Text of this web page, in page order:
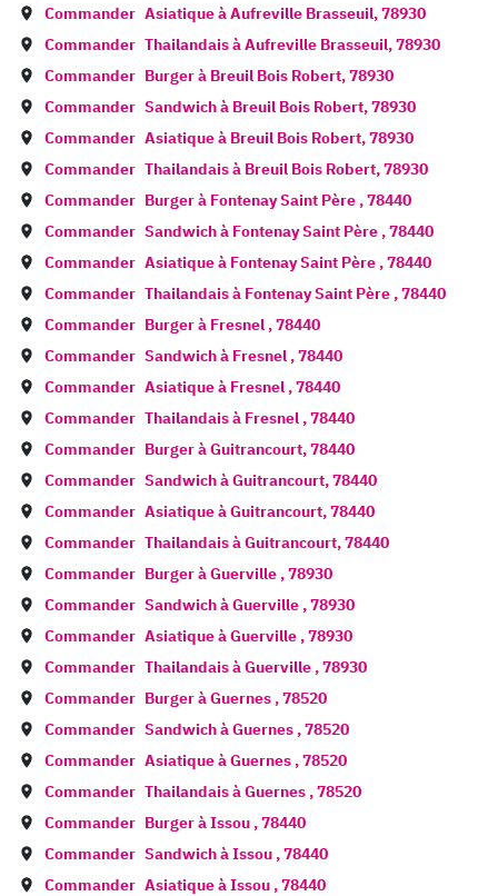
Commander Asiatique àAufreville Brasseuil,78930
Commander Thailandais àAufreville Brasseuil,78930
Commander Burger à Breuil Bois Robert,78930
Commander Sandwich à Breuil Bois Robert,78930
Commander Asiatique à Breuil Bois Robert,78930
Commander Thailandais à Breuil Bois Robert,78930
Commander Burger à Fontenay Saint Père ,78440
Commander Sandwich à Fontenay Saint Père ,78440
Commander Asiatique à Fontenay Saint Père ,78440
Commander Thailandais à Fontenay Saint Père ,78440
Commander Burger à Fresnel ,78440
Commander Sandwich à Fresnel ,78440
Commander Asiatique à Fresnel ,78440
Commander Thailandais à Fresnel ,78440
Commander Burger àGuitrancourt,78440
Commander Sandwich àGuitrancourt,78440
Commander Asiatique àGuitrancourt,78440
Commander Thailandais àGuitrancourt,78440
Commander Burger àGuerville ,78930
Commander Sandwich àGuerville ,78930
Commander Asiatique àGuerville ,78930
Commander Thailandais àGuerville ,78930
Commander Burger àGuernes ,78520
Commander Sandwich àGuernes ,78520
Commander Asiatique àGuernes ,78520
Commander Thailandais àGuernes ,78520
Commander Burger àIssou ,78440
Commander Sandwich àIssou ,78440
Commander Asiatique àIssou ,78440